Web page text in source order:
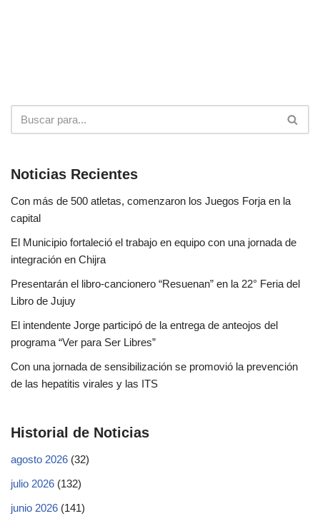
Noticias Recientes
Con más de 500 atletas, comenzaron los Juegos Forja en la
capital
El Municipio fortaleció el trabajo en equipo con una jornada de
integración en Chijra
Presentarán el libro-cancionero “Resuenan” en la 22° Feria del
Libro de Jujuy
El intendente Jorge participó de la entrega de anteojos del
programa “Ver para Ser Libres”
Con una jornada de sensibilización se promovió la prevención
de las hepatitis virales y las ITS
Historial de Noticias
agosto 2026 (32)
julio 2026 (132)
junio 2026 (141)